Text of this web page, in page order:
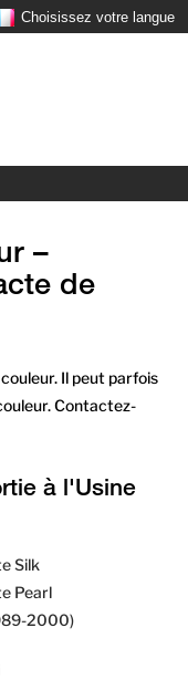
Choisissez votre langue
–
de
Il peut parfois
Contactez-
à l'Usine
Silk
Pearl
2000)